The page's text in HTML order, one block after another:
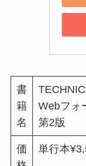
書
籍
名
Webフォ
第2版
価
単行本